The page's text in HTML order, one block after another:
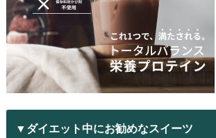
▼ダイエット中にお勧めなスイーツ